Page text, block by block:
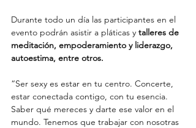
Durante todo un día las participantes en el
evento podrán asistir a pláticas y talleres de
meditación, empoderamiento y liderazgo,
autoestima, entre otros.
“Ser sexy es estar en tu centro. Concerte,
estar conectada contigo, con tu esencia.
Saber qué mereces y darte ese valor en el
mundo. Tenemos que trabajar con nosotras